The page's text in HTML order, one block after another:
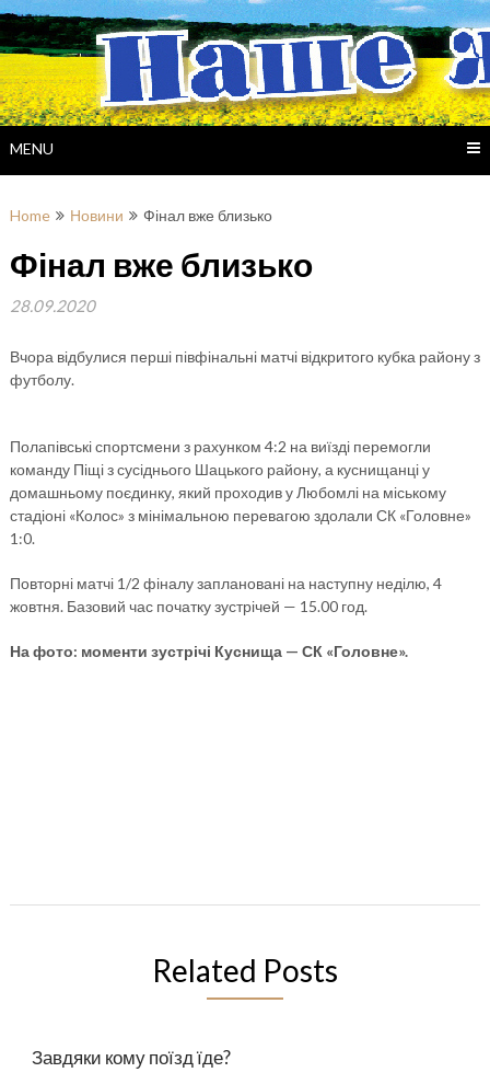
Skip
to
content
MENU
Home Новини Фінал вже близько
Фінал вже близько
28.09.2020
Вчора відбулися перші півфінальні матчі відкритого кубка району з
футболу.
Полапівські спортсмени з рахунком 4:2 на виїзді перемогли
команду Піщі з сусіднього Шацького району, а куснищанці у
домашньому поєдинку, який проходив у Любомлі на міському
стадіоні «Колос» з мінімальною перевагою здолали СК «Головне»
1:0.
Повторні матчі 1/2 фіналу заплановані на наступну неділю, 4
жовтня. Базовий час початку зустрічей — 15.00 год.
На фото: моменти зустрічі Куснища — СК «Головне».
Related Posts
Завдяки кому поїзд їде?